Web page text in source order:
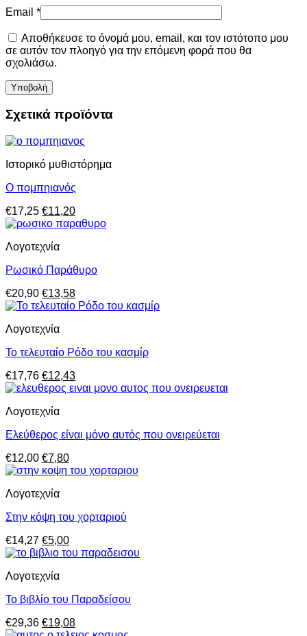
Email *
Αποθήκευσε το όνομά μου, email, και τον ιστότοπο μου
σε αυτόν τον πλοηγό για την επόμενη φορά που θα
σχολιάσω.
Σχετικά προϊόντα
Ιστορικό μυθιστόρημα
Ο πομπηιανός
€17,25 Original
price
€17,25.
€11,20Η
τρέχουσα
Λογοτεχνία
Ρωσικό Παράθυρο
€20,90 Original
price
€20,90.
€13,58Η
τρέχουσα
Λογοτεχνία
Το τελευταίο Ρόδο του κασμίρ
€17,76 Original
price
€17,76.
€12,43Η
τρέχουσα
Λογοτεχνία
Ελεύθερος είναι μόνο αυτός που ονειρεύεται
€12,00 Original
price
€12,00.
€7,80Η
τρέχουσα
Λογοτεχνία
Στην κόψη του χορταριού
€14,27 Original
price
€14,27.
€5,00Η
τρέχουσα
Λογοτεχνία
Το βιβλίο του Παραδείσου
€29,36 Original
€19,08Η